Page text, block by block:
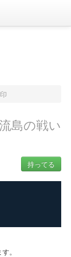
島の戦い
持ってる
。